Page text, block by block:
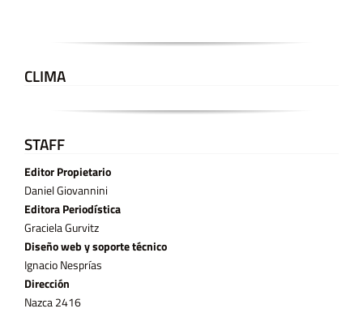
CLIMA
STAFF
Editor Propietario
Daniel Giovannini
Editora Periodística
Graciela Gurvitz
Diseño web y soporte técnico
Ignacio Nesprías
Dirección
Nazca 2416